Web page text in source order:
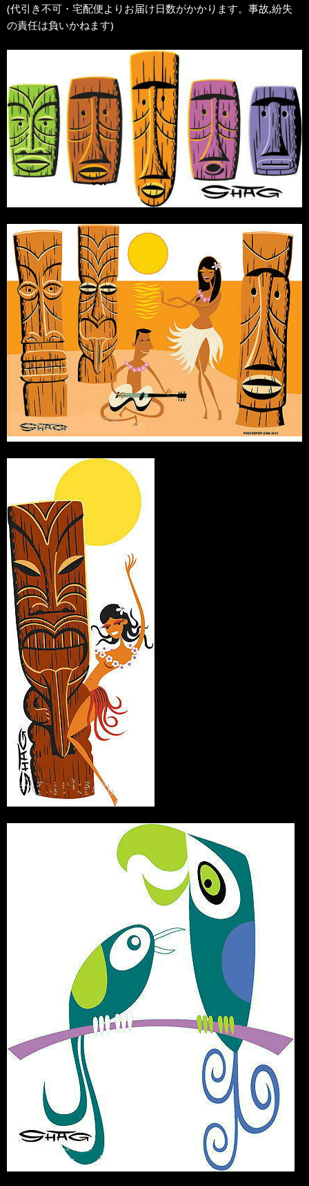
(代引き不可・宅配便よりお届け日数がかかります。事故,紛失
の責任は負いかねます)